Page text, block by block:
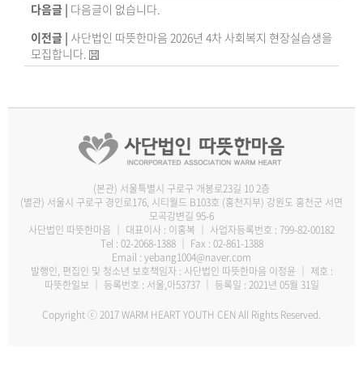
다음글 | 다음글이 없습니다.
이전글 | 사단법인 따뜻한마음 2026년 4차 사회복지 현장실습생을
모집합니다.
(본관) 서울특별시 구로구 개봉로23길 10 2층
(별관) 서울시 구로구 경인로176, 시티월드 B103호 (홍천지부) 강원도 홍천군 서면
모곡강변길 95-6
사단법인 따뜻한마음
대표이사 : 이홍복
사업자등록번호 : 799-82-00182
Tel : 02-2068-1388｜ Fax : 02-861-1388
Email : yebang1004@naver.com
발행인, 편집인 및 청소년 보호책임자 : 사단법인 따뜻한마음 이정윤
제호 :
따뜻한일보
등록번호 : 서울,아53737｜ 등록일 : 2021년 05월 31일
Copyright ⓒ 2017 WARM HEART YOUTH CEN All Rights Reserved.